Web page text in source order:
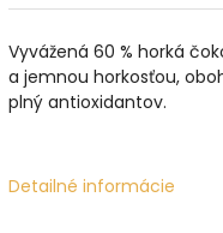
Vyvážená 60 % horká
a jemnou horkosťou,
plný antioxidantov.
Detailné informácie